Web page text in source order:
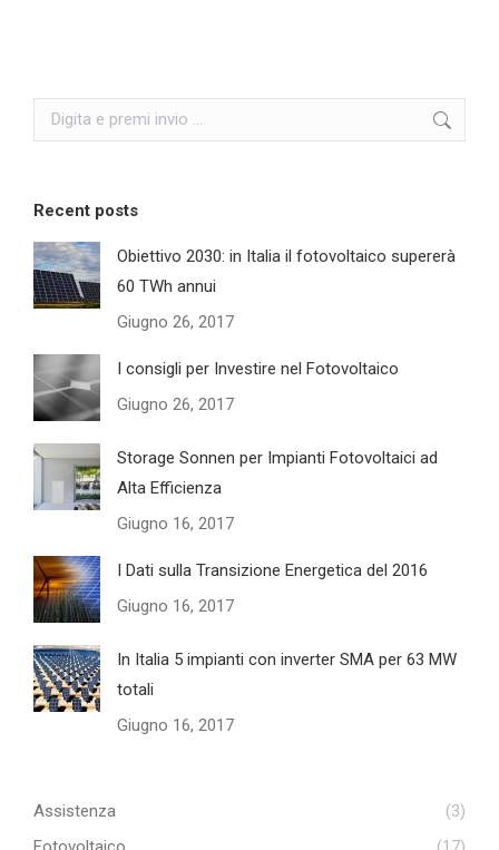
Search:
Recent posts
Obiettivo 2030: in Italia il fotovoltaico supererà
60 TWh annui
Giugno 26, 2017
I consigli per Investire nel Fotovoltaico
Giugno 26, 2017
Storage Sonnen per Impianti Fotovoltaici ad
Alta Efficienza
Giugno 16, 2017
I Dati sulla Transizione Energetica del 2016
Giugno 16, 2017
In Italia 5 impianti con inverter SMA per 63 MW
totali
Giugno 16, 2017
Assistenza
(3)